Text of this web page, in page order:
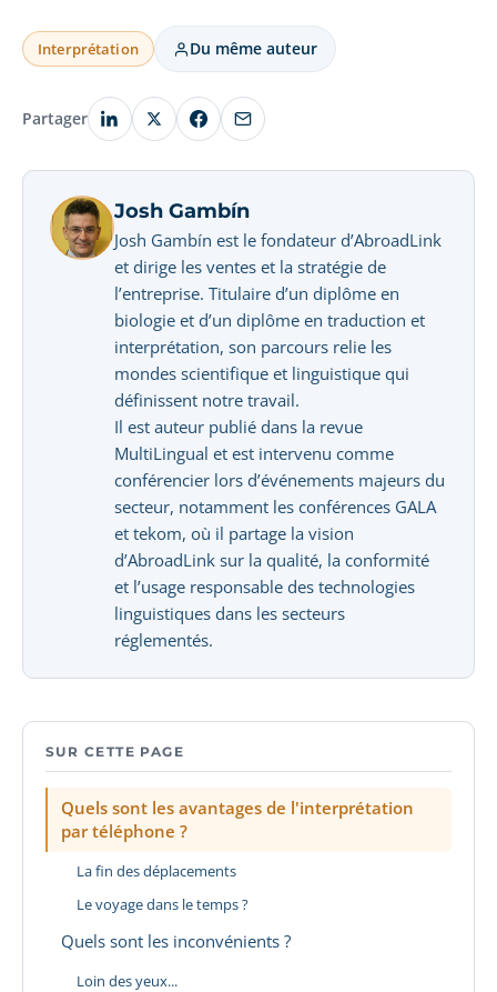
Interprétation Du même auteur
Partager
Josh Gambín
Josh Gambín est le fondateur d’AbroadLink
et dirige les ventes et la stratégie de
l’entreprise. Titulaire d’un diplôme en
biologie et d’un diplôme en traduction et
interprétation, son parcours relie les
mondes scientifique et linguistique qui
définissent notre travail.
Il est auteur publié dans la revue
MultiLingual et est intervenu comme
conférencier lors d’événements majeurs du
secteur, notamment les conférences GALA
et tekom, où il partage la vision
d’AbroadLink sur la qualité, la conformité
et l’usage responsable des technologies
linguistiques dans les secteurs
réglementés.
SUR CETTE PAGE
Quels sont les avantages de l'interprétation
par téléphone ?
La fin des déplacements
Le voyage dans le temps ?
Quels sont les inconvénients ?
Loin des yeux...